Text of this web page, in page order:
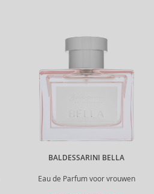
BALDESSARINI BELLA
Eau de Parfum voor vrouwen